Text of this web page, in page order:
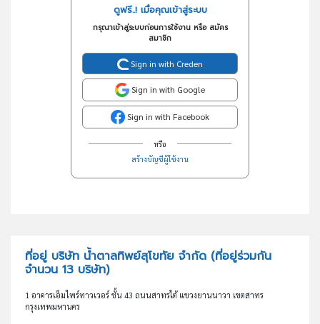
ดูฟรี..! เมื่อคุณเข้าสู่ระบบ
กรุณาเข้าสู่ระบบก่อนการใช้งาน หรือ สมัคร
สมาชิก
Sign in with Creden
Sign in with Google
Sign in with Facebook
หรือ
สร้างบัญชีผู้ใช้งาน
ที่อยู่ บริษัท น้ำตาลทิพย์สุโขทัย จำกัด (ที่อยู่ร่วมกัน
จำนวน 13 บริษัท)
1 อาคารเอ็มไพร์ทาวเวอร์ ชั้น 43 ถนนสาทรใต้ แขวงยานนาวา เขตสาทร
กรุงเทพมหานคร